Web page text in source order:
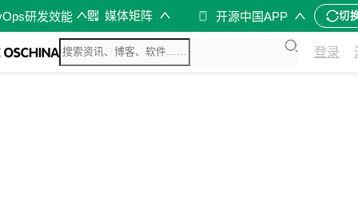
研发效能 媒体矩阵 开源中国APP 切
登录